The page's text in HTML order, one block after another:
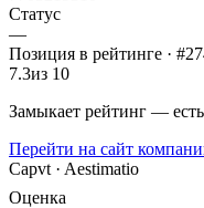
Статус
—
Позиция в рейтинге ·
7.3из 10
Замыкает рейтинг —
Перейти на сайт
Capvt · Aestimatio
Оценка